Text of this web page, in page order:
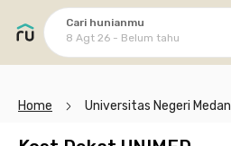
Cari hunianmu
8 Agt 26 - Belum tahu
Home Universitas Negeri Medan